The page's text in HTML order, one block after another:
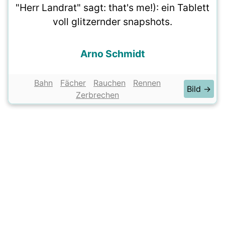
"Herr Landrat" sagt: that's me!): ein Tablett
voll glitzernder snapshots.
Arno Schmidt
Bahn Fächer Rauchen
Rennen
Zerbrechen
Bild →